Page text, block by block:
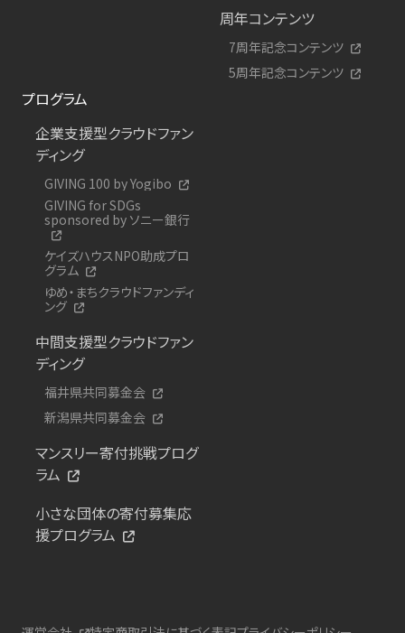
周年コンテンツ
7周年記念コンテンツ
5周年記念コンテンツ
プログラム
企業支援型クラウドファン
ディング
GIVING 100 by Yogibo
GIVING for SDGs
sponsored by ソニー銀行
ケイズハウスNPO助成プロ
グラム
ゆめ・まちクラウドファンディ
ング
中間支援型クラウドファン
ディング
福井県共同募金会
新潟県共同募金会
マンスリー寄付挑戦プログ
ラム
小さな団体の寄付募集応
援プログラム